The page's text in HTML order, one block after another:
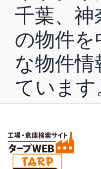
千葉、神
の物件を
な物件情
ています